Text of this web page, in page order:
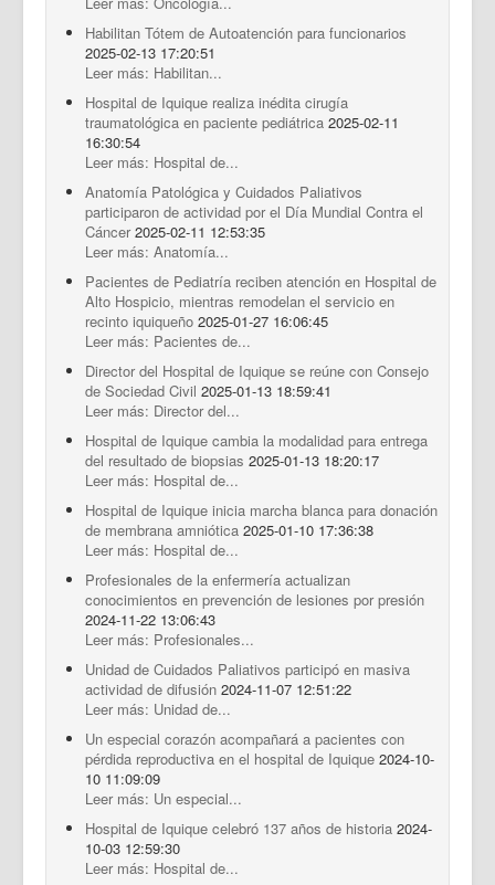
Habilitan Tótem de Autoatención para funcionarios
2025-02-13 17:20:51
Leer más: Habilitan...
Hospital de Iquique realiza inédita cirugía
traumatológica en paciente pediátrica 2025-02-11
16:30:54
Leer más: Hospital de...
Anatomía Patológica y Cuidados Paliativos
participaron de actividad por el Día Mundial Contra el
Cáncer 2025-02-11 12:53:35
Leer más: Anatomía...
Pacientes de Pediatría reciben atención en Hospital de
Alto Hospicio, mientras remodelan el servicio en
recinto iquiqueño 2025-01-27 16:06:45
Leer más: Pacientes de...
Director del Hospital de Iquique se reúne con Consejo
de Sociedad Civil 2025-01-13 18:59:41
Leer más: Director del...
Hospital de Iquique cambia la modalidad para entrega
del resultado de biopsias 2025-01-13 18:20:17
Leer más: Hospital de...
Hospital de Iquique inicia marcha blanca para donación
de membrana amniótica 2025-01-10 17:36:38
Leer más: Hospital de...
Profesionales de la enfermería actualizan
conocimientos en prevención de lesiones por presión
2024-11-22 13:06:43
Leer más: Profesionales...
Unidad de Cuidados Paliativos participó en masiva
actividad de difusión 2024-11-07 12:51:22
Leer más: Unidad de...
Un especial corazón acompañará a pacientes con
pérdida reproductiva en el hospital de Iquique 2024-10-
10 11:09:09
Leer más: Un especial...
Hospital de Iquique celebró 137 años de historia 2024-
10-03 12:59:30
Leer más: Hospital de...